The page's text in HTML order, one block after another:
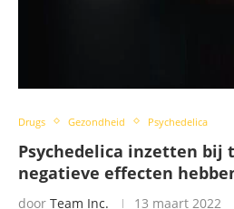
Drugs Gezondheid Psychedelica
Psychedelica inzetten bij
negatieve effecten
door Team Inc. 13 maart 2022